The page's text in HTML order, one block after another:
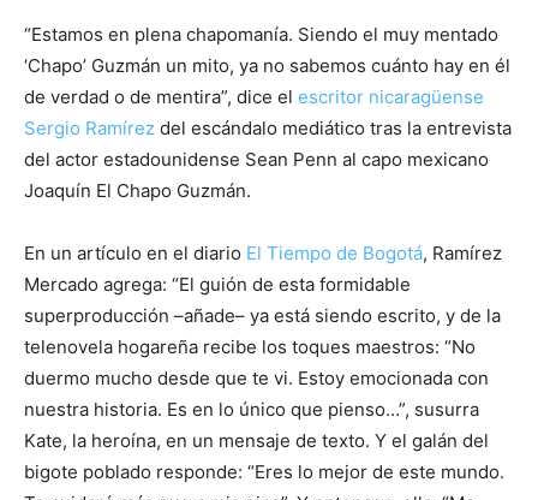
“Estamos en plena chapomanía. Siendo el muy mentado
‘Chapo’ Guzmán un mito, ya no sabemos cuánto hay en él
de verdad o de mentira”, dice el escritor nicaragüense
Sergio Ramírez del escándalo mediático tras la entrevista
del actor estadounidense Sean Penn al capo mexicano
Joaquín El Chapo Guzmán.
En un artículo en el diario El Tiempo de Bogotá, Ramírez
Mercado agrega: “El guión de esta formidable
superproducción –añade– ya está siendo escrito, y de la
telenovela hogareña recibe los toques maestros: “No
duermo mucho desde que te vi. Estoy emocionada con
nuestra historia. Es en lo único que pienso…”, susurra
Kate, la heroína, en un mensaje de texto. Y el galán del
bigote poblado responde: “Eres lo mejor de este mundo.